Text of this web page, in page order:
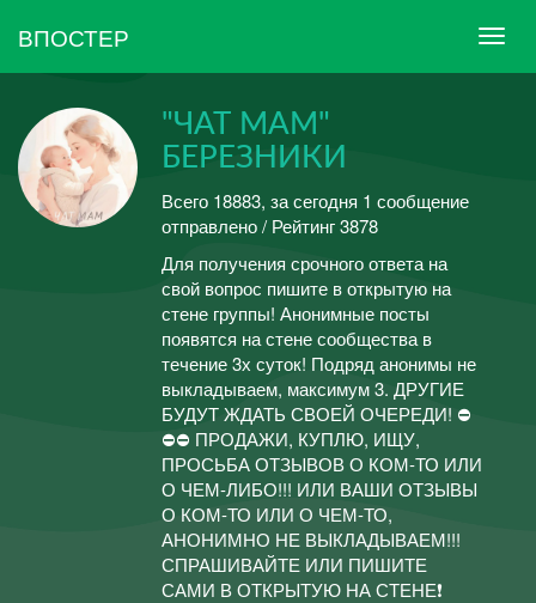
ВПОСТЕР
"ЧАТ МАМ"
БЕРЕЗНИКИ
Всего 18883, за сегодня 1 сообщение
отправлено / Рейтинг 3878
Для получения срочного ответа на
свой вопрос пишите в открытую на
стене группы! Анонимные посты
появятся на стене сообщества в
течение 3х суток! Подряд анонимы не
выкладываем, максимум 3. ДРУГИЕ
БУДУТ ЖДАТЬ СВОЕЙ ОЧЕРЕДИ! ⛔
⛔⛔ ПРОДАЖИ, КУПЛЮ, ИЩУ,
ПРОСЬБА ОТЗЫВОВ О КОМ-ТО ИЛИ
О ЧЕМ-ЛИБО!!! ИЛИ ВАШИ ОТЗЫВЫ
О КОМ-ТО ИЛИ О ЧЕМ-ТО,
АНОНИМНО НЕ ВЫКЛАДЫВАЕМ!!!
СПРАШИВАЙТЕ ИЛИ ПИШИТЕ
САМИ В ОТКРЫТУЮ НА СТЕНЕ❗